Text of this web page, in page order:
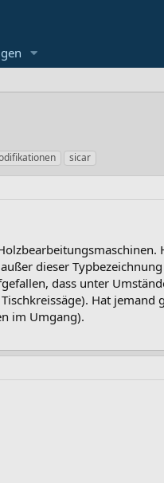
sicar
dieser
dass unter
Hat
im Umgang).